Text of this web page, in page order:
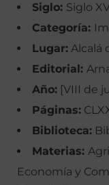
Siglo: Siglo
Categoría:
Lugar: Alcalá
Editorial:
Año: [VIII de
Páginas:
Biblioteca:
Materias:
Economía y